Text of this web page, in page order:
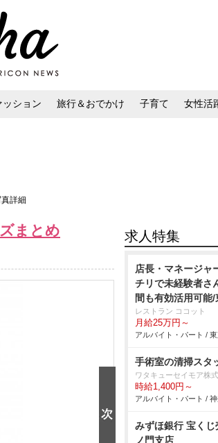
ッション 旅行＆おでかけ 子育て 女性活
詳細
まとめ 求人特集
店長・マネージャ
チリで未経験者さ
間も有効活用可能
レストラン ココット
月給25万円～
アルバイト・パート /
手術室の清掃スタ
ワタキューセイモア株
時給1,400円～
アルバイト・パート /
みずほ銀行 宝く
ノ門支店